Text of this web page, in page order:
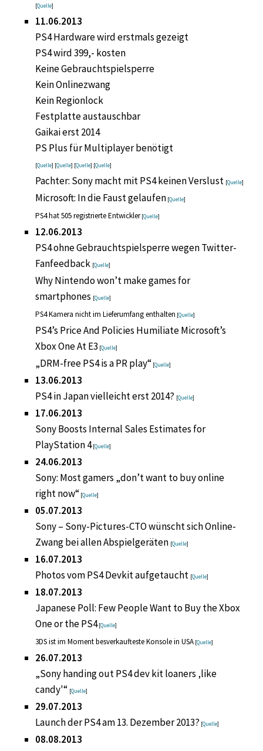
[Quelle]
11.06.2013
PS4 Hardware wird erstmals gezeigt
PS4 wird 399,- kosten
Keine Gebrauchtspielsperre
Kein Onlinezwang
Kein Regionlock
Festplatte austauschbar
Gaikai erst 2014
PS Plus für Multiplayer benötigt
[Quelle] [Quelle] [Quelle] [Quelle]
Pachter: Sony macht mit PS4 keinen Verslust [Quelle]
Microsoft: In die Faust gelaufen [Quelle]
PS4 hat 505 registrierte Entwickler[Quelle]
12.06.2013
PS4 ohne Gebrauchtspielsperre wegen Twitter-
Fanfeedback [Quelle]
Why Nintendo won’t make games for
smartphones [Quelle]
PS4 Kamera nicht im Lieferumfang enthalten [Quelle]
PS4’s Price And Policies Humiliate Microsoft’s
Xbox One At E3 [Quelle]
„DRM-free PS4 is a PR play“ [Quelle]
13.06.2013
PS4 in Japan vielleicht erst 2014? [Quelle]
17.06.2013
Sony Boosts Internal Sales Estimates for
PlayStation 4[Quelle]
24.06.2013
Sony: Most gamers „don’t want to buy online
right now“ [Quelle]
05.07.2013
Sony – Sony-Pictures-CTO wünscht sich Online-
Zwang bei allen Abspielgeräten [Quelle]
16.07.2013
Photos vom PS4 Devkit aufgetaucht [Quelle]
18.07.2013
Japanese Poll: Few People Want to Buy the Xbox
One or the PS4[Quelle]
3DS ist im Moment besverkaufteste Konsole in USA [Quelle]
26.07.2013
„Sony handing out PS4 dev kit loaners ‚like
candy'“ [Quelle]
29.07.2013
Launch der PS4 am 13. Dezember 2013? [Quelle]
08.08.2013